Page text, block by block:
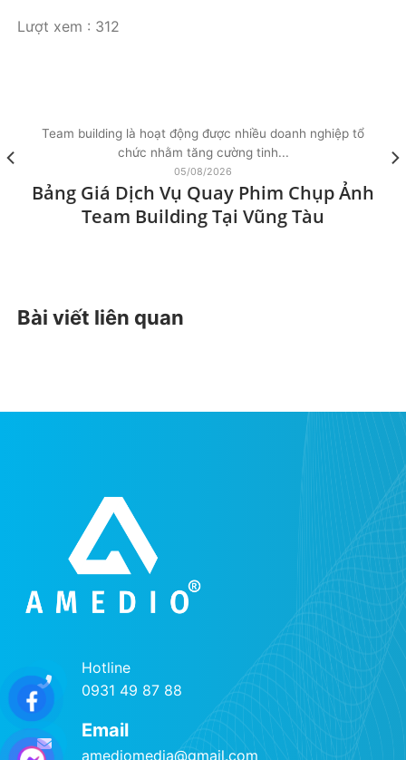
Lượt xem : 312
Bảng Giá Dịch Vụ Quay Phim Chụp Ảnh
Team Building Tại Vũng Tàu
05/08/2026
Team building là hoạt động được nhiều doanh nghiệp tổ
chức nhằm tăng cường tinh...
Bài viết liên quan
Hotline
0931 49 87 88
Email
amediomedia@gmail.com